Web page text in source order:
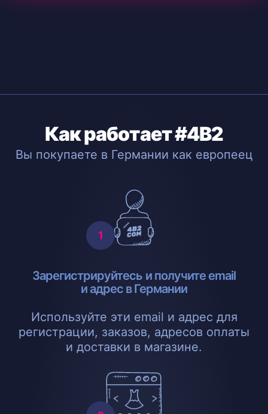
Как работает #4B2
Вы покупаете в Германии как европеец
Зарегистрируйтесь и получите email
и адрес в Германии
Используйте эти email и адрес для
регистрации, заказов, адресов оплаты
и доставки в магазине.